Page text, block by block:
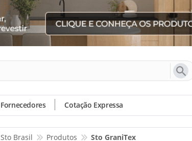
Fornecedores Cotação Expressa
Sto Brasil Produtos Sto GraniTex